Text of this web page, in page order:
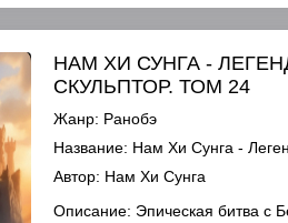
НАМ ХИ СУНГА -
СКУЛЬПТОР. ТОМ 24
Жанр: Ранобэ
Название: Нам Хи Сунга -
Автор: Нам Хи Сунга
Описание: Эпическая битва с